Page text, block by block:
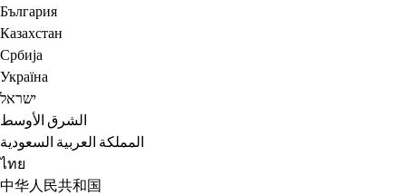
България
Казахстан
Србија
Україна
ישראל
الشرق الأوسط
المملكة العربية السعودية
ไทย
中华人民共和国